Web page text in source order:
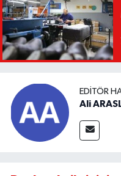
EDITÖR
Ali